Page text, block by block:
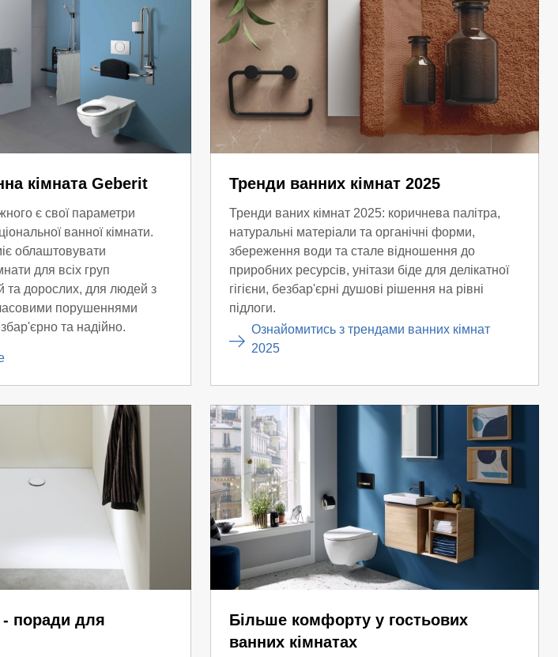
кімната Geberit
є свої параметри
ванної кімнати.
облаштовувати
для всіх груп
та дорослих, для людей з
порушеннями
та надійно.
Тренди ванних кімнат 2025
Тренди ваних кімнат 2025: коричнева палітра,
натуральні матеріали та органічні форми,
збереження води та стале відношення до
приробних ресурсів, унітази біде для делікатної
гігієни, безбар'єрні душові рішення на рівні
підлоги.
Ознайомитись з трендами ванних кімнат
2025
поради для
Більше комфорту у гостьових
ванних кімнатах